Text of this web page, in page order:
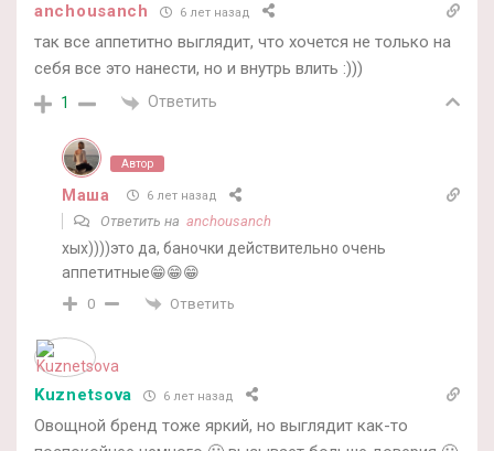
anchousanch 6 лет назад
так все аппетитно выглядит, что хочется не только на
себя все это нанести, но и внутрь влить :)))
1 Ответить
Автор
Маша 6 лет назад
Ответить на anchousanch
хых))))это да, баночки действительно очень
аппетитные😁😁😁
0 Ответить
Kuznetsova 6 лет назад
Овощной бренд тоже яркий, но выглядит как-то